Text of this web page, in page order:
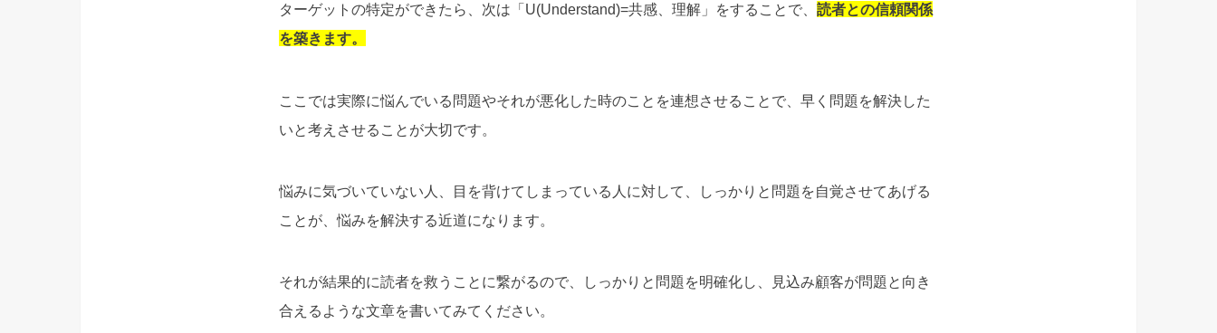
ターゲットの特定ができたら、次は「U(Understand)=共感、理解」をすることで、 読者との信頼関係
を築きます。
ここでは実際に悩んでいる問題やそれが悪化した時のことを連想させることで、早く問題を解決した
いと考えさせることが大切です。
悩みに気づいていない人、目を背けてしまっている人に対して、しっかりと問題を自覚させてあげる
ことが、悩みを解決する近道になります。
それが結果的に読者を救うことに繋がるので、しっかりと問題を明確化し、見込み顧客が問題と向き
合えるような文章を書いてみてください。